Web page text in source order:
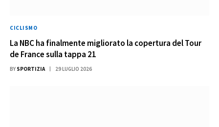
CICLISMO
La NBC ha finalmente migliorato la copertura del Tour
de France sulla tappa 21
BY SPORTIZIA 29 LUGLIO 2026